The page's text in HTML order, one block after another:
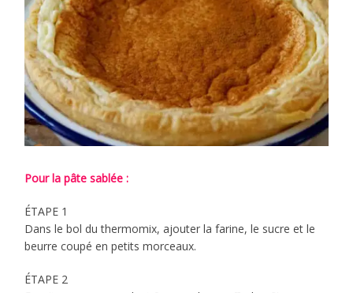
Pour la pâte sablée :
ÉTAPE 1
Dans le bol du thermomix, ajouter la farine, le sucre et le
beurre coupé en petits morceaux.
ÉTAPE 2